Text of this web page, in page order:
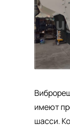
имеют
шасси.